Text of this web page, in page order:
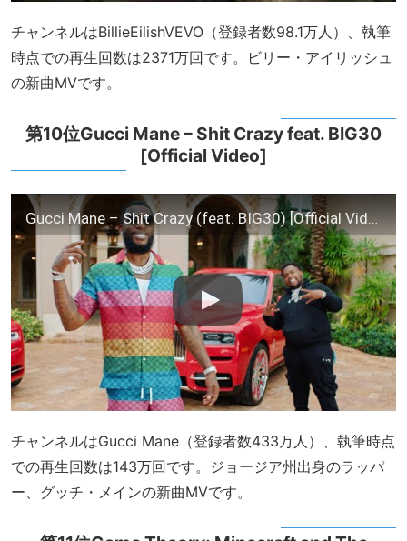
チャンネルはBillieEilishVEVO（登録者数98.1万人）、執筆
時点での再生回数は2371万回です。ビリー・アイリッシュ
の新曲MVです。
第10位Gucci Mane – Shit Crazy feat. BIG30
[Official Video]
Gucci Mane – Shit Crazy (feat. BIG30) [Official Video]
チャンネルはGucci Mane（登録者数433万人）、執筆時点
での再生回数は143万回です。ジョージア州出身のラッパ
ー、グッチ・メインの新曲MVです。